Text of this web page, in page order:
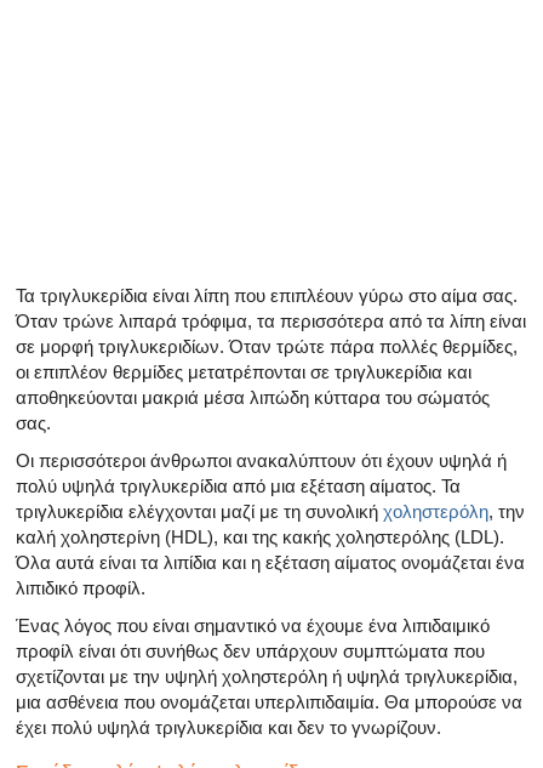
Τα τριγλυκερίδια είναι λίπη που επιπλέουν γύρω στο αίμα σας.
Όταν τρώνε λιπαρά τρόφιμα, τα περισσότερα από τα λίπη είναι
σε μορφή τριγλυκεριδίων. Όταν τρώτε πάρα πολλές θερμίδες,
οι επιπλέον θερμίδες μετατρέπονται σε τριγλυκερίδια και
αποθηκεύονται μακριά μέσα λιπώδη κύτταρα του σώματός
σας.
Οι περισσότεροι άνθρωποι ανακαλύπτουν ότι έχουν υψηλά ή
πολύ υψηλά τριγλυκερίδια από μια εξέταση αίματος. Τα
τριγλυκερίδια ελέγχονται μαζί με τη συνολική χοληστερόλη, την
καλή χοληστερίνη (HDL), και της κακής χοληστερόλης (LDL).
Όλα αυτά είναι τα λιπίδια και η εξέταση αίματος ονομάζεται ένα
λιπιδικό προφίλ.
Ένας λόγος που είναι σημαντικό να έχουμε ένα λιπιδαιμικό
προφίλ είναι ότι συνήθως δεν υπάρχουν συμπτώματα που
σχετίζονται με την υψηλή χοληστερόλη ή υψηλά τριγλυκερίδια,
μια ασθένεια που ονομάζεται υπερλιπιδαιμία. Θα μπορούσε να
έχει πολύ υψηλά τριγλυκερίδια και δεν το γνωρίζουν.